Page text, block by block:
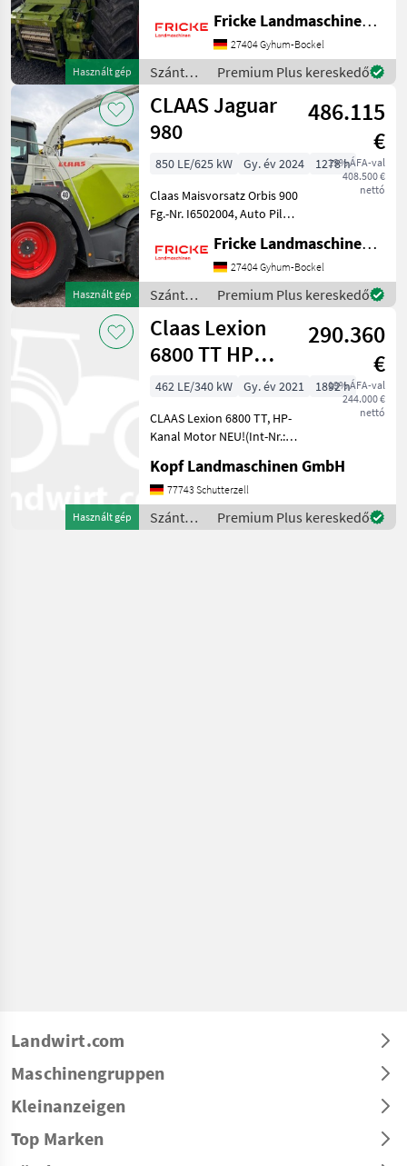
Használt gép
Transportschutz, 2 Gang
Schaltgetriebe, V Classic 24
Messertrommel, Korn
CRacker M 80/100,
Auswurfkrümmerbe
Fricke Landmaschinen GmbH
27404 Gyhum-Bockel
Szántóföldi
betakarítógépek
/ Claas
Premium Plus kereskedő
Használt gép
CLAAS Jaguar
980
486.115
€
19% ÁFA-val
408.500 €
nettó
850 LE/625 kW Gy. év 2024
1278 h
Claas Maisvorsatz Orbis 900
Fg.-Nr. I6502004, Auto Pilot,
automatischer
Transportschutz, Auto
Contour Bodenanpassung,
Gutfluss Premium Line, 2
Gang
Fricke Landmaschinen GmbH
27404 Gyhum-Bockel
Szántóföldi
betakarítógépek
/ Claas
Premium Plus kereskedő
Használt gép
Claas Lexion
6800 TT HP
Kanal hydr.
Motor NEU
290.360
€
19% ÁFA-val
244.000 €
nettó
462 LE/340 kW Gy. év 2021
1892 h
CLAAS Lexion 6800 TT, HP-
Kanal Motor NEU!(Int-Nr.:
Betriebsstunden, 1280
Trommelstunden, 881 eff.
Stunden, Beleuchtung LED
klappbare Vorsa
Kopf Landmaschinen GmbH
77743 Schutterzell
Szántóföldi
betakarítógépek
Premium Plus kereskedő
Landwirt.com
Maschinengruppen
Kleinanzeigen
Top Marken